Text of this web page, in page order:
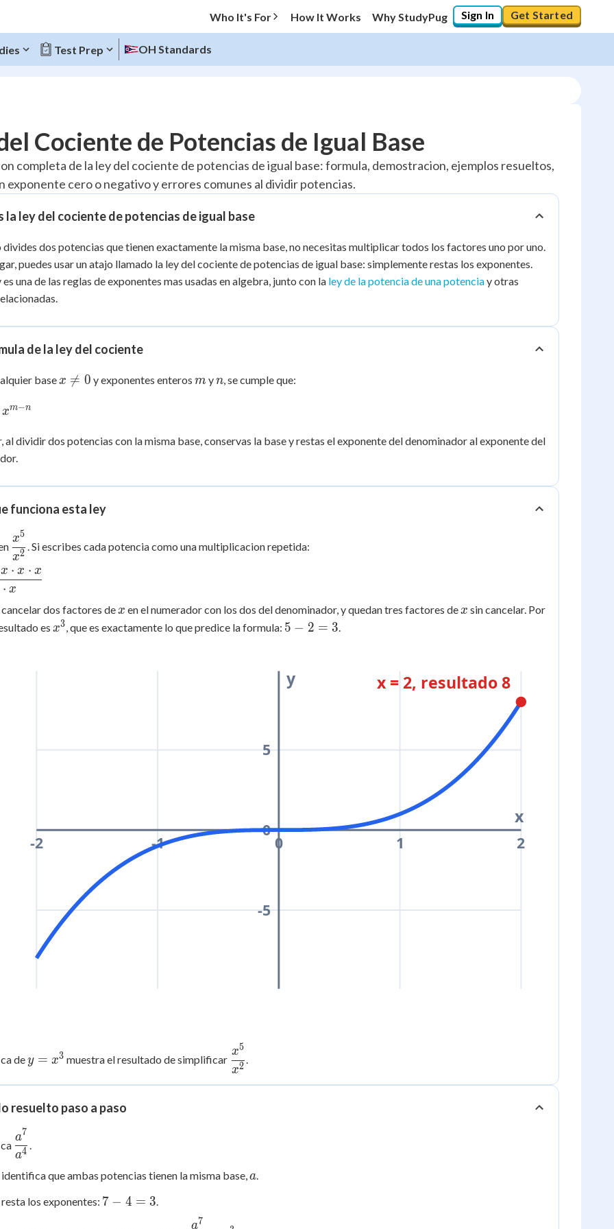
Who It's For How It Works Why StudyPug Sign In Get Started
Test Prep OH Standards
10%
"Let's build your foundation!"
No score
Reviewed
Cociente de Potencias de Igual Base
completa de la ley del cociente de potencias de igual base: formula, demostracion, ejemplos resueltos,
exponente cero o negativo y errores comunes al dividir potencias.
la ley del cociente de potencias de igual base
divides dos potencias que tienen exactamente la misma base, no necesitas multiplicar todos los factores uno por uno.
puedes usar un atajo llamado la ley del cociente de potencias de igual base: simplemente restas los exponentes.
es una de las reglas de exponentes mas usadas en algebra, junto con la ley de la potencia de una potenciay otras
de la ley del cociente
base x
x 
= 0 y exponentes enteros m
m yn
n, se cumple que:
xm−n
al dividir dos potencias con la misma base, conservas la base y restas el exponente del denominador al exponente del
funciona esta ley
\dfrac{x^5}
{x^2}
x2
x5
. Si escribes cada potencia como una multiplicacion repetida:
⋅ x
x ⋅ x ⋅ x
cancelar dos factores de x
x en el numerador con los dos del denominador, y quedan tres factores de x
x sin cancelar. Por
es x^3
x3 , que es exactamente lo que predice la formula: 5
=
3
5 − 2 = 3
-2 -1 0 1 2
-5
0
5
x
y x = 2, resultado 8
de
x^3
y = x3 muestra el resultado de simplificar
\dfrac{x^5}
{x^2}
x2
x5
.
resuelto paso a paso
\dfrac{a^7}
{a^4}
a4
a7
identifica que ambas potencias tienen la misma base,a
a.
resta los exponentes: 7
7 − 4 = 3.
\dfrac{a^7}
a7